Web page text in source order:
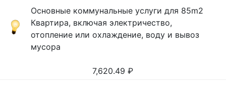
Основные коммунальные услуги для 85m2
Квартира, включая электричество,
отопление или охлаждение, воду и вывоз
мусора
7,620.49 ₽